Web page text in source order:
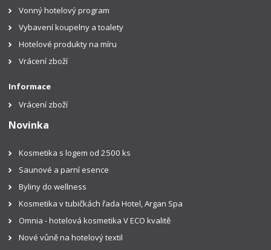
Vonný hotelový program
Vybavení koupelny a toalety
Hotelové produkty na míru
Vrácení zboží
Informace
Vrácení zboží
Novinka
Kosmetika s logem od 2500 ks
Saunové a parní esence
Byliny do wellness
Kosmetika v tubičkách řada Hotel, Argan Spa
Omnia - hotelová kosmetika V ECO kvalitě
Nové vůně na hotelový textil